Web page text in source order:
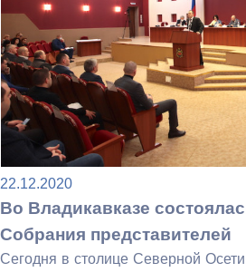
22.12.2020
Во Владикавказе
Собрания представителей
Сегодня в столице Северной